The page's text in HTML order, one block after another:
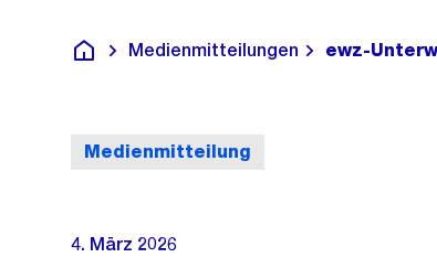
Deutsch
Medienmitteilungen ewz-
Medienmitteilung
4. März 2026